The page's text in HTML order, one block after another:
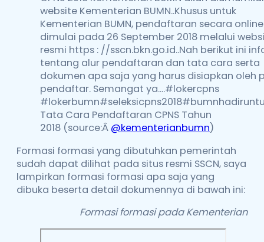
Tata Cara Pendaftaran CPNS Tahun
2018 (source:Â @kementerianbumn)
Formasi formasi yang dibutuhkan pemerintah
sudah dapat dilihat pada situs resmi SSCN, saya
lampirkan formasi formasi apa saja yang
dibuka beserta detail dokumennya di bawah ini:
Formasi formasi pada Kementerian